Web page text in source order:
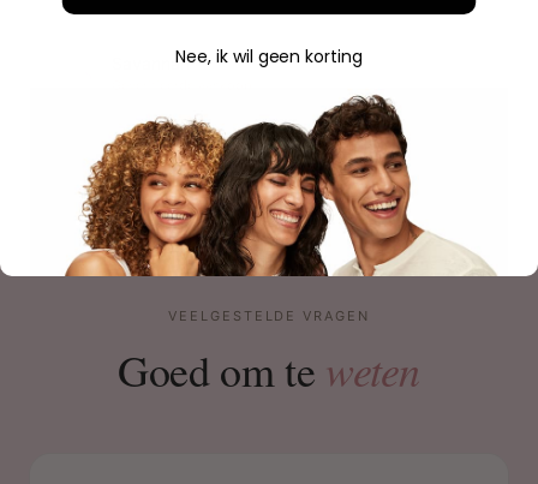
Savannah
VEELGESTELDE VRAGEN
Goed om te weten
Nee, ik wil geen korting